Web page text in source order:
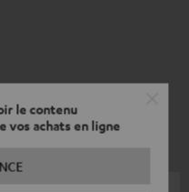
le contenu
achats en ligne